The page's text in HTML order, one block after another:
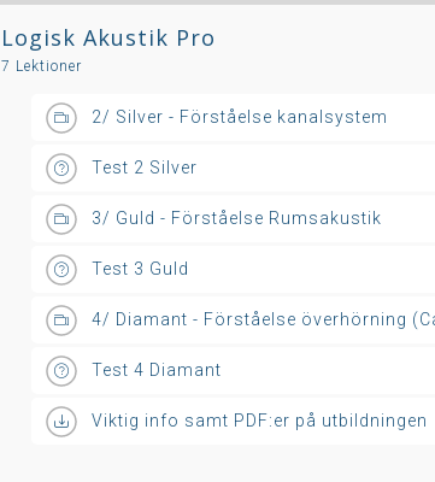
Logisk Akustik Pro
7 Lektioner
2/ Silver - Förståelse kanalsystem
Test 2 Silver
3/ Guld - Förståelse Rumsakustik
Test 3 Guld
4/ Diamant - Förståelse överhörning
Test 4 Diamant
Viktig info samt PDF:er på utbildningen